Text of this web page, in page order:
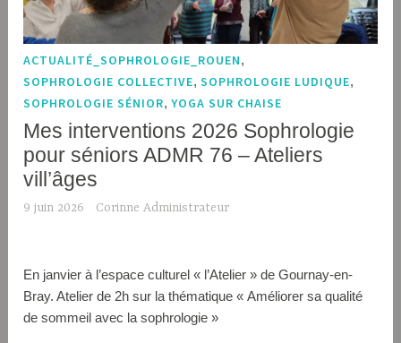
ACTUALITÉ_SOPHROLOGIE_ROUEN,
SOPHROLOGIE COLLECTIVE,SOPHROLOGIE LUDIQUE,
SOPHROLOGIE SÉNIOR,YOGA SUR CHAISE
Mes interventions 2026 Sophrologie
pour séniors ADMR 76 – Ateliers
vill’âges
9 juin 2026 Corinne Administrateur
En janvier à l’espace culturel « l’Atelier » de Gournay-en-
Bray. Atelier de 2h sur la thématique « Améliorer sa qualité
de sommeil avec la sophrologie »